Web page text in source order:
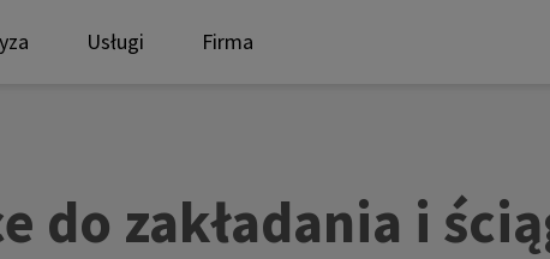
Usługi Firma
do zakładania i